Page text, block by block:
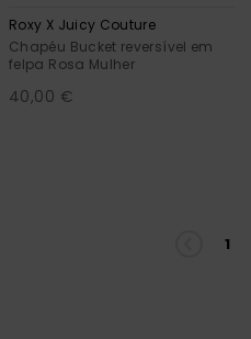
Roxy X Juicy Couture
Chapéu Bucket reversível em
felpa Rosa Mulher
40,00 €
1